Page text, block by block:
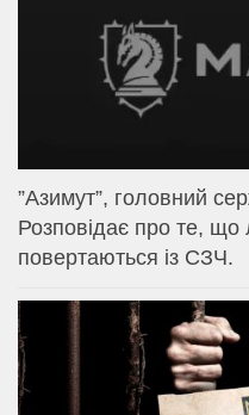
⁨”Азимут”, головний
Розповідає про те,
повертаються із СЗЧ.